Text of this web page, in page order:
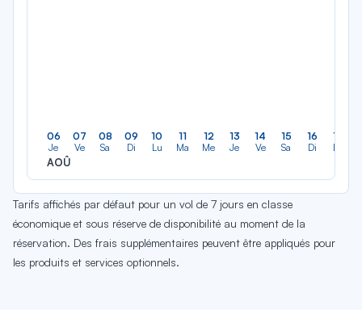
06
Je
AOÛ
07
Ve
08
Sa
09
Di
10
Lu
11
Ma
12
Me
13
Je
14
Ve
15
Sa
16
Di
17
Lu
Tarifs affichés par défaut pour un vol de 7 jours en classe
économique et sous réserve de disponibilité au moment de la
réservation. Des frais supplémentaires peuvent être appliqués pour
les produits et services optionnels.